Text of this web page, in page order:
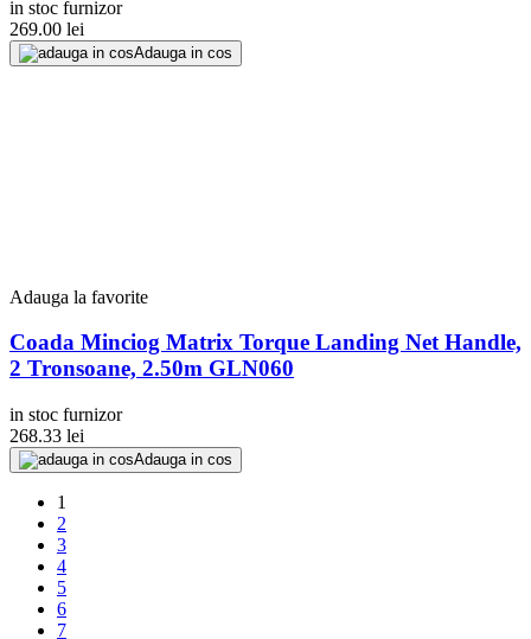
in stoc furnizor
269.00 lei
Adauga in cos
Adauga la favorite
Coada Minciog Matrix Torque Landing Net Handle,
2 Tronsoane, 2.50m GLN060
in stoc furnizor
268.33 lei
Adauga in cos
1
2
3
4
5
6
7